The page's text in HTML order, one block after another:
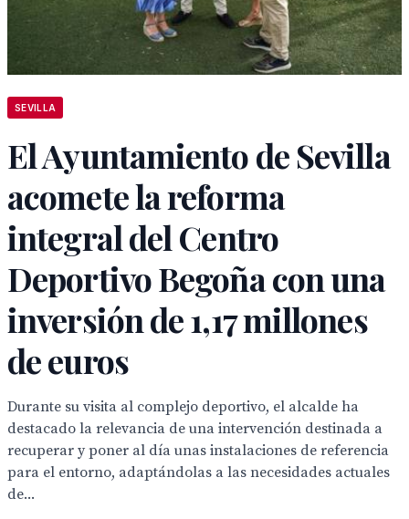
SEVILLA
El Ayuntamiento de Sevilla
acomete la reforma
integral del Centro
Deportivo Begoña con una
inversión de 1,17 millones
de euros
Durante su visita al complejo deportivo, el alcalde ha
destacado la relevancia de una intervención destinada a
recuperar y poner al día unas instalaciones de referencia
para el entorno, adaptándolas a las necesidades actuales
de...